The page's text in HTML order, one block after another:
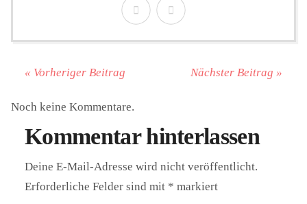
« Vorheriger Beitrag Nächster Beitrag »
Noch keine Kommentare.
Kommentar hinterlassen
Deine E-Mail-Adresse wird nicht veröffentlicht.
Erforderliche Felder sind mit * markiert